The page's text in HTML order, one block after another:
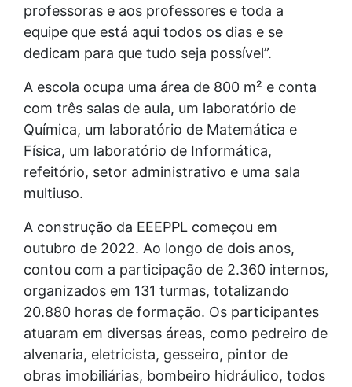
professoras e aos professores e toda a
equipe que está aqui todos os dias e se
dedicam para que tudo seja possível”.
A escola ocupa uma área de 800 m² e conta
com três salas de aula, um laboratório de
Química, um laboratório de Matemática e
Física, um laboratório de Informática,
refeitório, setor administrativo e uma sala
multiuso.
A construção da EEEPPL começou em
outubro de 2022. Ao longo de dois anos,
contou com a participação de 2.360 internos,
organizados em 131 turmas, totalizando
20.880 horas de formação. Os participantes
atuaram em diversas áreas, como pedreiro de
alvenaria, eletricista, gesseiro, pintor de
obras imobiliárias, bombeiro hidráulico, todos